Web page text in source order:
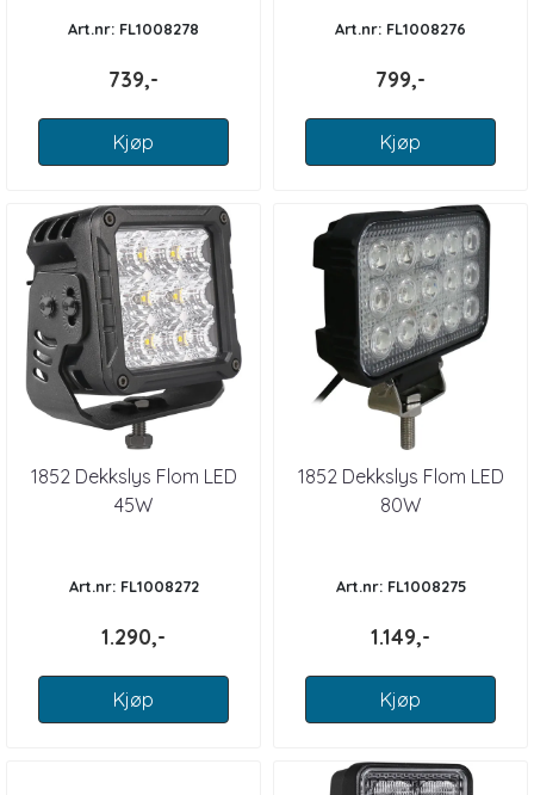
Art.nr: FL1008278
739,-
Kjøp
Art.nr: FL1008276
799,-
Kjøp
1852 Dekkslys Flom LED
45W
Art.nr: FL1008272
1.290,-
Kjøp
1852 Dekkslys Flom LED
80W
Art.nr: FL1008275
1.149,-
Kjøp